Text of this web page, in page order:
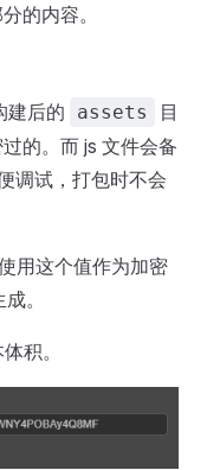
的内容。
建后的 assets
目
的。而 js 文件会备
调试，打包时不会
用这个值作为加密
。
积。